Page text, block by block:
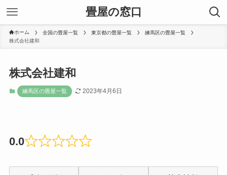
畳屋の窓口
ホーム 全国の畳屋一覧 東京都の畳屋一覧
練馬区の畳屋一覧
株式会社建和
株式会社建和
練馬区の畳屋一覧 2023年4月6日
0.0
Rated
0